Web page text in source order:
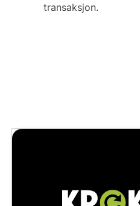
transaksjon.